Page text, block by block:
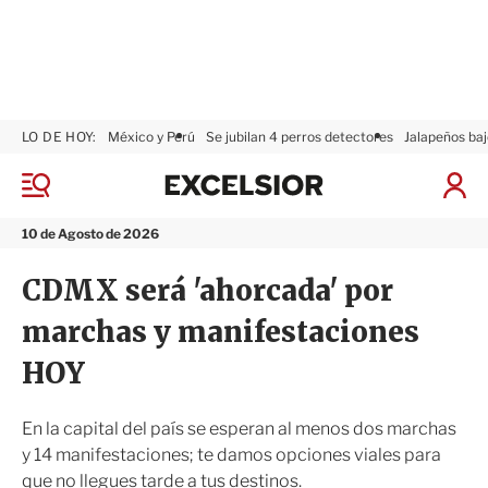
M
n
10 de Agosto de 2026
LO DE HOY: México y Perú Se jubilan 4 perros detectores Jalapeños
I
ó
x
i
r
CDMX será 'ahorcada' por
marchas y manifestaciones
HOY
En la capital del país se esperan al menos dos marchas
y 14 manifestaciones; te damos opciones viales para
que no llegues tarde a tus destinos.